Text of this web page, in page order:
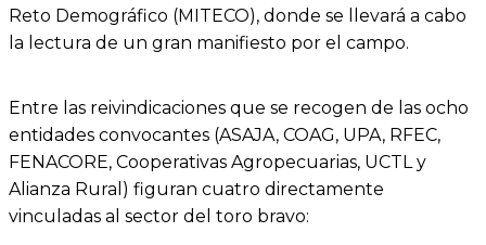
Reto Demográfico (MITECO), donde se llevará a cabo
la lectura de un gran manifiesto por el campo.
Entre las reivindicaciones que se recogen de las ocho
entidades convocantes (ASAJA, COAG, UPA, RFEC,
FENACORE, Cooperativas Agropecuarias, UCTL y
Alianza Rural) figuran cuatro directamente
vinculadas al sector del toro bravo: